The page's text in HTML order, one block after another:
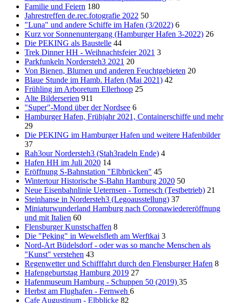
Familie und Feiern 180
Jahrestreffen de.rec.fotografie 2022 50
"Luna" und andere Schiffe im Hafen (3/2022) 6
Kurz vor Sonnenuntergang (Hamburger Hafen 3-2022) 26
Die PEKING als Baustelle 44
Trek Dinner HH - Weihnachtsfeier 2021 3
Parkfunkeln Nordersteh3 2021 20
Von Bienen, Blumen und anderen Feuchtgebieten 20
Blaue Stunde im Hamb. Hafen (Mai 2021) 42
Frühling im Arboretum Ellerhoop 25
Alte Bilderserien 911
"Super"-Mond über der Nordsee 6
Hamburger Hafen, Frühjahr 2021, Containerschiffe und mehr
29
Die PEKING im Hamburger Hafen und weitere Hafenbilder
37
Rah3our Nordersteh3 (Stah3radeln Ende) 4
Hafen HH im Juli 2020 14
Eröffnung S-Bahnstation "Elbbrücken" 45
Wintertour Historische S-Bahn Hamburg 2020 50
Neue Eisenbahnlinie Ueternsen - Tornesch (Testbetrieb) 21
Steinhanse in Nordersteh3 (Legoausstellung) 37
Miniaturwunderland Hamburg nach Coronawiedereröffnung
und mit Italien 60
Flensburger Kunstschaffen 8
Die "Peking" in Wewelsfleth am Werftkai 3
Nord-Art Büdelsdorf - oder was so manche Menschen als
"Kunst" verstehen 43
Regenwetter und Schifffahrt durch den Flensburger Hafen 8
Hafengeburtstag Hamburg 2019 27
Hafenmuseum Hamburg - Schuppen 50 (2019) 35
Herbst am Flughafen - Fernweh 6
Cafe Augustinum - Elbblicke 82